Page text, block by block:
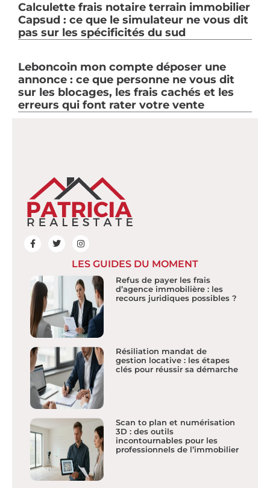
Calculette frais notaire terrain immobilier
Capsud : ce que le simulateur ne vous dit
pas sur les spécificités du sud
Leboncoin mon compte déposer une
annonce : ce que personne ne vous dit
sur les blocages, les frais cachés et les
erreurs qui font rater votre vente
LES GUIDES DU MOMENT
Refus de payer les frais
d’agence immobilière : les
recours juridiques possibles ?
Résiliation mandat de
gestion locative : les étapes
clés pour réussir sa démarche
Scan to plan et numérisation
3D : des outils
incontournables pour les
professionnels de l’immobilier